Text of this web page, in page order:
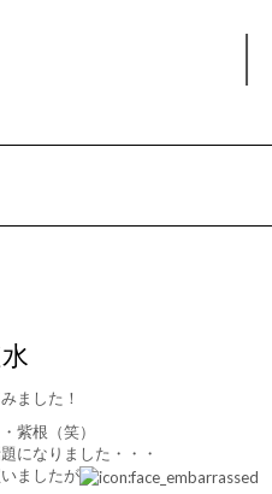
ました！
紫根（笑）
になりました・・・
ましたが